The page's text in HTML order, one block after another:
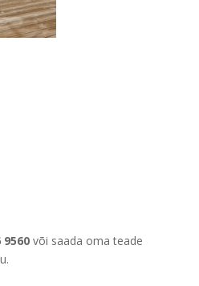
9560või saada oma teade